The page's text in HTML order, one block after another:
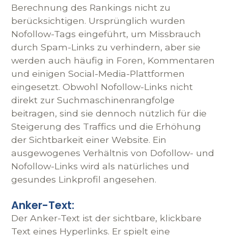
Berechnung des Rankings nicht zu
berücksichtigen. Ursprünglich wurden
Nofollow-Tags eingeführt, um Missbrauch
durch Spam-Links zu verhindern, aber sie
werden auch häufig in Foren, Kommentaren
und einigen Social-Media-Plattformen
eingesetzt. Obwohl Nofollow-Links nicht
direkt zur Suchmaschinenrangfolge
beitragen, sind sie dennoch nützlich für die
Steigerung des Traffics und die Erhöhung
der Sichtbarkeit einer Website. Ein
ausgewogenes Verhältnis von Dofollow- und
Nofollow-Links wird als natürliches und
gesundes Linkprofil angesehen.
Anker-Text:
Der Anker-Text ist der sichtbare, klickbare
Text eines Hyperlinks. Er spielt eine